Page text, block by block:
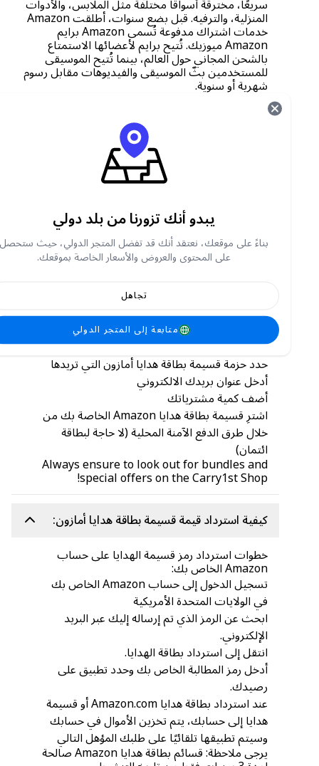
سريعًا، مخترقةً أسواقًا مختلفة مثل الملابس، والأدوات
المنزلية، والترفيه. قبل بضع سنوات، أطلقت Amazon
خدمات اشتراك مدفوعة تُسمى Amazon برايم
Amazon ميوزيك. تُتيح برايم لأعضائها الاستمتاع
بالشحن المجاني حول العالم، بينما تُتيح الموسيقى
للمستخدمين بثّ الموسيقى والفيديوهات مقابل رسوم
شهرية أو سنوية.
مكان شراء قسائم بطاقات هدايا أمازون
يقدم متجر Carry1st أسعارًا مناسبة على قسائم
بطاقات هدايا Amazon . نقبل طرق الدفع المحلية
الآمنة، مثل PayPal و Chipper وCrypto والتحويلات
البنكية وغيرها. كما نقدم أسعارًا وعروضًا مخفضة من
كيفية شراء قسائم بطاقات هدايا أمازون من متجر
كاري فيرست
انتقل إلى shop.carry1st.com
انتقل إلى قسم أسلوب الحياة والترفيه أو ابحث عن
Amazon
اختر أمازون
حدد حزمة قسيمة بطاقة هدايا أمازون التي تريدها
أدخل عنوان بريدك الالكتروني
أضف كمية مشترياتك
اشترِ قسيمة بطاقة هدايا Amazon الخاصة بك من
خلال طرق الدفع الآمنة المحلية (لا حاجة لبطاقة
ائتمان)
Always ensure to look out for bundles and
special offers on the Carry1st Shop!
كيفية استرداد قيمة قسيمة بطاقة هدايا أمازون:
خطوات استرداد رمز قسيمة الهدايا على حساب
Amazon الخاص بك:
تسجيل الدخول إلى حساب Amazon الخاص بك
في الولايات المتحدة الأمريكية
ابحث عن الرمز الذي تم إرساله إليك عبر البريد
الإلكتروني.
انتقل إلى استرداد بطاقة الهدايا.
أدخل رمز المطالبة الخاص بك وحدد تطبيق على
رصيدك.
عند استرداد بطاقة هدايا Amazon.com أو قسيمة
هدايا إلى حسابك، يتم تخزين الأموال في حسابك
وسيتم تطبيقها تلقائيًا على طلبك المؤهل التالي
يرجى ملاحظة: قسائم بطاقة هدايا Amazon صالحة
يبدو أنك تزورنا من بلد دولي
بناءً على موقعك، نعتقد أنك قد تفضل المتجر الدولي، حيث ستحصل
على المحتوى والعروض والأسعار الخاصة بموقعك.
متابعة إلى المتجر الدولي